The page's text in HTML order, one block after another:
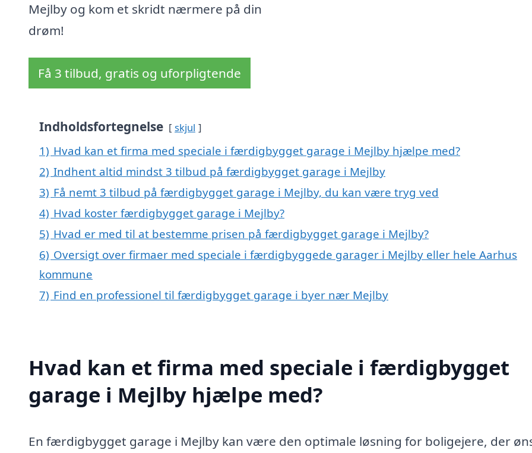
Mejlby og kom et skridt nærmere på din
drøm!
Få 3 tilbud, gratis og uforpligtende
Indholdsfortegnelse skjul
1) Hvad kan et firma med speciale i færdigbygget garage i Mejlby hjælpe med?
2) Indhent altid mindst 3 tilbud på færdigbygget garage i Mejlby
3) Få nemt 3 tilbud på færdigbygget garage i Mejlby, du kan være tryg ved
4) Hvad koster færdigbygget garage i Mejlby?
5) Hvad er med til at bestemme prisen på færdigbygget garage i Mejlby?
6) Oversigt over firmaer med speciale i færdigbyggede garager i Mejlby eller hele Aarhus
kommune
7) Find en professionel til færdigbygget garage i byer nær Mejlby
Hvad kan et firma med speciale i færdigbygget
garage i Mejlby hjælpe med?
En færdigbygget garage i Mejlby kan være den optimale løsning for boligejere, der